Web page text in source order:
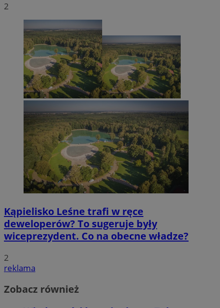
2
Kąpielisko Leśne trafi w ręce
deweloperów? To sugeruje były
wiceprezydent. Co na obecne władze?
2
reklama
Zobacz również